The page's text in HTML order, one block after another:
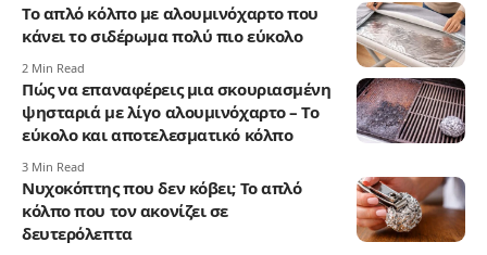
Το απλό κόλπο με αλουμινόχαρτο που
κάνει το σιδέρωμα πολύ πιο εύκολο
2 Min Read
Πώς να επαναφέρεις μια σκουριασμένη
ψησταριά με λίγο αλουμινόχαρτο – Το
εύκολο και αποτελεσματικό κόλπο
3 Min Read
Νυχοκόπτης που δεν κόβει; Το απλό
κόλπο που τον ακονίζει σε
δευτερόλεπτα